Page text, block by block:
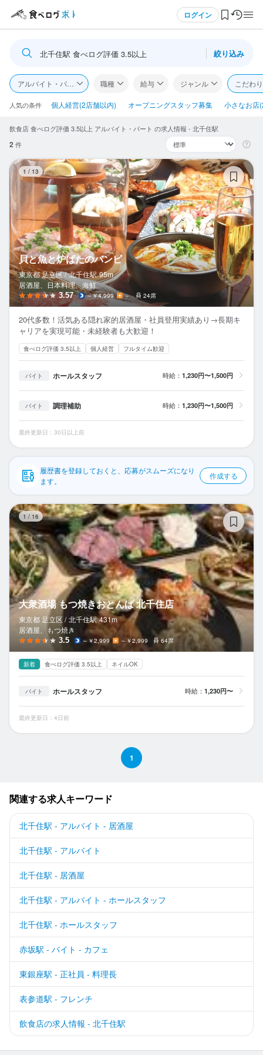
ログイン
ログイン・無料会員登録
食べログ求人TOP
求人検索
閲覧履歴
気になる求人
検索履歴・保存した条件
応募履歴
WEB履歴書
スカウト・メルマガ受信設定
ヘルプ・お問い合わせフォーム
掲載をご検討の店舗様へ
プライバシーポリシー
企業情報
北千住駅 食べログ評価 3.5以上 絞り込み
アルバイト・パート 職種 給与 ジャンル こだわ
人気の条件 個人経営(2店舗以内) オープニングスタッフ募集 小さなお店
飲食店 食べログ評価 3.5以上 アルバイト・パート の求人情報 - 北千住駅
2 件
1 / 13
貝と魚と炉ばたのバンビ
東京都 足立区 / 北千住駅 95m
居酒屋、日本料理、海鮮
3.57 ～￥4,999 － 24席
20代多数！活気ある隠れ家的居酒屋・社員登用実績あり→長期キ
ャリアを実現可能・未経験者も大歓迎！
食べログ評価 3.5以上 個人経営 フルタイム歓迎
バイト ホールスタッフ 時給： 1,230円〜1,500円
バイト 調理補助 時給： 1,230円〜1,500円
最終更新日：30日以上前
履歴書を登録しておくと、応募がスムーズになり
ます。
作成する
1 / 16
大衆酒場 もつ焼きおとんば 北千住店
東京都 足立区 / 北千住駅 431m
居酒屋、もつ焼き
3.5 ～￥2,999 ～￥2,999 64席
新着 食べログ評価 3.5以上 ネイルOK
バイト ホールスタッフ 時給： 1,230円〜
最終更新日：4日前
1
関連する求人キーワード
北千住駅 - アルバイト - 居酒屋
北千住駅 - アルバイト
北千住駅 - 居酒屋
北千住駅 - アルバイト - ホールスタッフ
北千住駅 - ホールスタッフ
赤坂駅 - バイト - カフェ
東銀座駅 - 正社員 - 料理長
表参道駅 - フレンチ
飲食店の求人情報 - 北千住駅